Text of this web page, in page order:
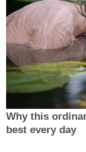
Why this
best every day